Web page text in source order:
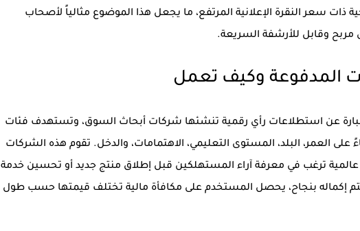
ذات سعر النقرة الإعلانية المرتفع، ما يجعل هذا الموضوع مثالياً لأصحاب
مربح وقابل للأرشفة السريعة.
المدفوعة وكيف تعمل
عبارة عن استطلاعات رأي رقمية تنشئها شركات أبحاث السوق، وتستهدف فئات
العمر، البلد، المستوى التعليمي، الاهتمامات، والدخل. تقوم هذه الشركات
عالمية ترغب في معرفة آراء المستهلكين قبل إطلاق منتج جديد أو تحسين خدمة
إكماله بنجاح، يحصل المستخدم على مكافأة مالية تختلف قيمتها حسب طول